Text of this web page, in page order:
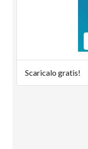
Scaricalo gratis!